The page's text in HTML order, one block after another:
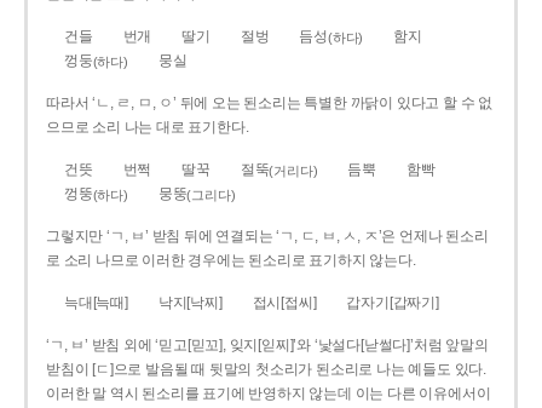
건들 번개 딸기 절벙 듬성(하다)
함지
껑둥(하다) 뭉실
따라서 ‘ㄴ, ㄹ, ㅁ, ㅇ’ 뒤에 오는 된소리는 특별한 까닭이 있다고 할 수 없
으므로 소리 나는 대로 표기한다.
건뜻 번쩍 딸꾹 절뚝(거리다) 듬뿍
함빡
껑뚱(하다) 뭉뚱(그리다)
그렇지만 ‘ㄱ, ㅂ’ 받침 뒤에 연결되는 ‘ㄱ, ㄷ, ㅂ, ㅅ, ㅈ’은 언제나 된소리
로 소리 나므로 이러한 경우에는 된소리로 표기하지 않는다.
늑대[늑때] 낙지[낙찌] 접시[접씨] 갑자기[갑짜기]
‘ㄱ, ㅂ’ 받침 외에 ‘믿고[믿꼬], 잊지[읻찌]’와 ‘낯설다[낟썰다]’처럼 앞말의
받침이 [ㄷ]으로 발음될 때 뒷말의 첫소리가 된소리로 나는 예들도 있다.
이러한 말 역시 된소리를 표기에 반영하지 않는데 이는 다른 이유에서이